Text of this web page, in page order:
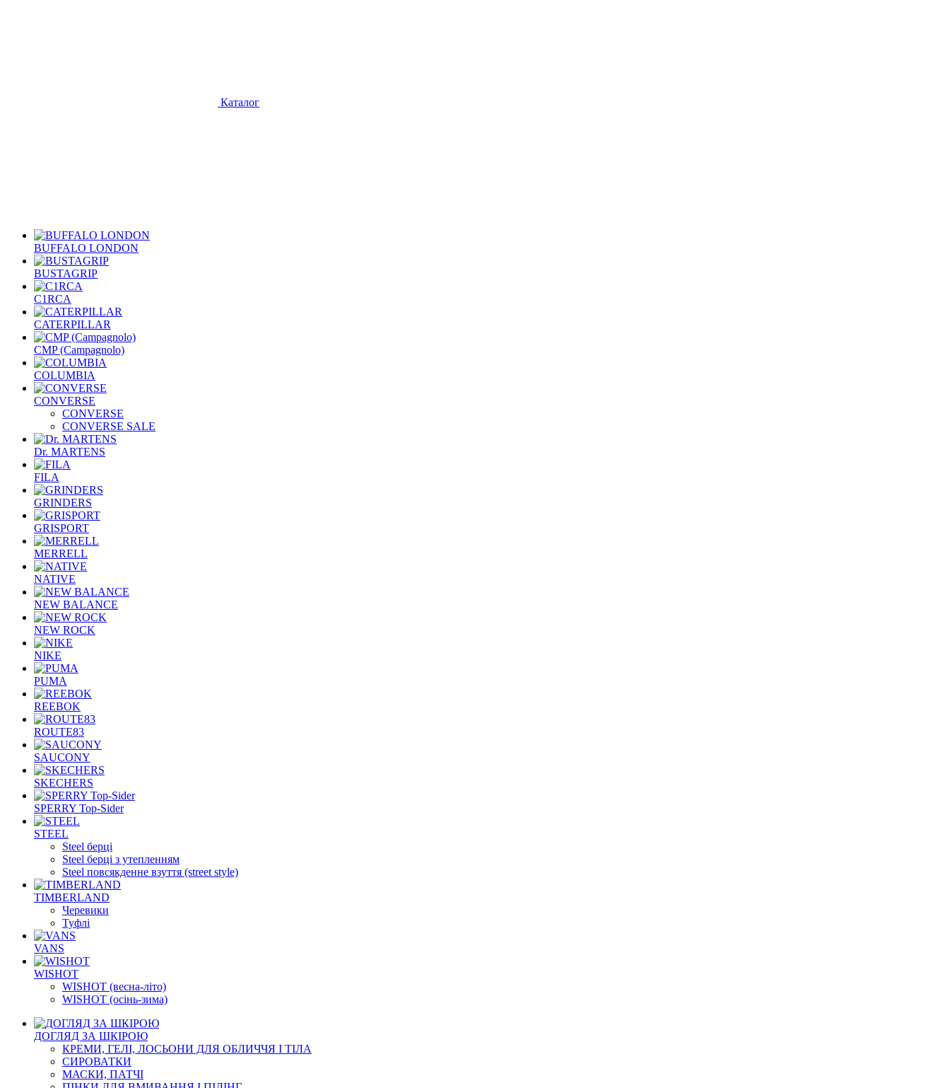
Каталог
BUFFALO LONDON
BUSTAGRIP
C1RCA
CATERPILLAR
CMP (Campagnolo)
COLUMBIA
CONVERSE
CONVERSE
CONVERSE SALE
Dr. MARTENS
FILA
GRINDERS
GRISPORT
MERRELL
NATIVE
NEW BALANCE
NEW ROCK
NIKE
PUMA
REEBOK
ROUTE83
SAUCONY
SKECHERS
SPERRY Top-Sider
STEEL
Steel берці
Steel берці з утепленням
Steel повсякденне взуття (street style)
TIMBERLAND
Черевики
Туфлі
VANS
WISHOT
WISHOT (весна-літо)
WISHOT (осінь-зима)
ДОГЛЯД ЗА ШКІРОЮ
КРЕМИ, ГЕЛІ, ЛОСЬОНИ ДЛЯ ОБЛИЧЧЯ І ТІЛА
СИРОВАТКИ
МАСКИ, ПАТЧІ